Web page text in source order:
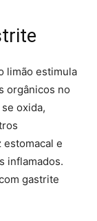
limão estimula
orgânicos no
oxida,
e
inflamados.
gastrite